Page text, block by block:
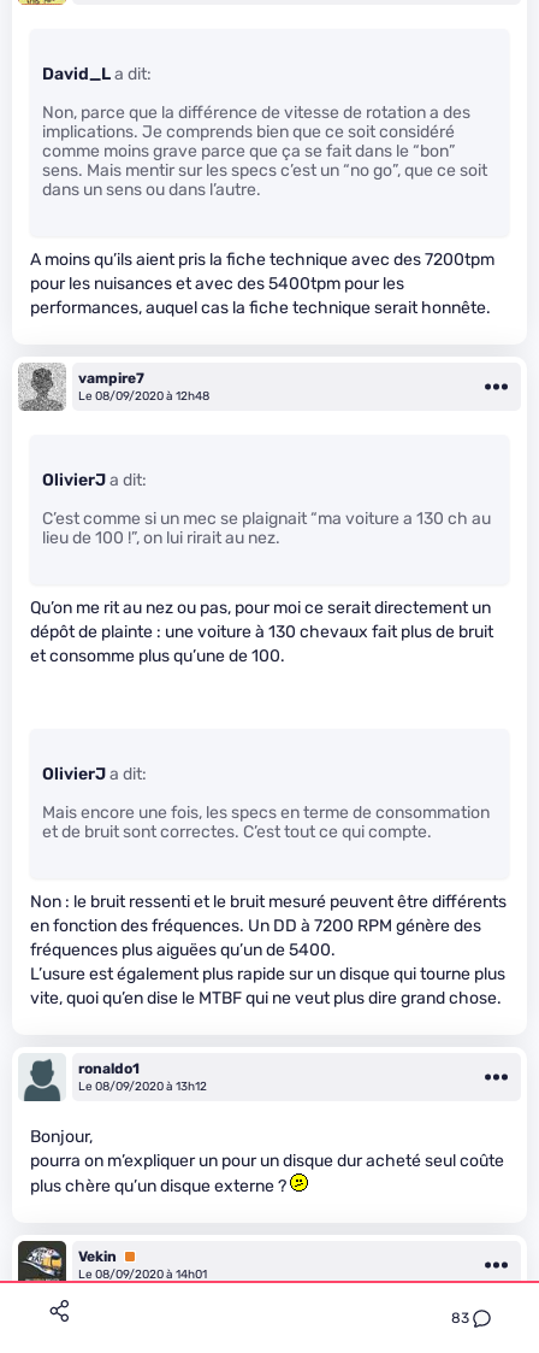
83
David_La dit:
Non, parce que la différence de vitesse de rotation a des
implications. Je comprends bien que ce soit considéré
comme moins grave parce que ça se fait dans le “bon”
sens. Mais mentir sur les specs c’est un “no go”, que ce soit
dans un sens ou dans l’autre.
A moins qu’ils aient pris la fiche technique avec des 7200tpm
pour les nuisances et avec des 5400tpm pour les
performances, auquel cas la fiche technique serait honnête.
vampire7
Le 08/09/2020 à 12h48
OlivierJa dit:
C’est comme si un mec se plaignait “ma voiture a 130 ch au
lieu de 100 !”, on lui rirait au nez.
Qu’on me rit au nez ou pas, pour moi ce serait directement un
dépôt de plainte : une voiture à 130 chevaux fait plus de bruit
et consomme plus qu’une de 100.
OlivierJa dit:
Mais encore une fois, les specs en terme de consommation
et de bruit sont correctes. C’est tout ce qui compte.
Non : le bruit ressenti et le bruit mesuré peuvent être différents
en fonction des fréquences. Un DD à 7200 RPM génère des
fréquences plus aiguëes qu’un de 5400.
L’usure est également plus rapide sur un disque qui tourne plus
vite, quoi qu’en dise le MTBF qui ne veut plus dire grand chose.
ronaldo1
Le 08/09/2020 à 13h12
Bonjour,
pourra on m’expliquer un pour un disque dur acheté seul coûte
plus chère qu’un disque externe ?
Vekin
Premium
Le 08/09/2020 à 14h01